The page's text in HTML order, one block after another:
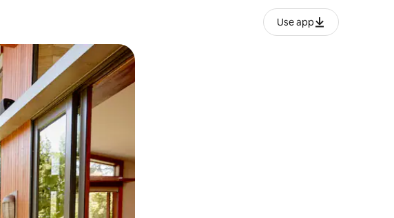
Use app